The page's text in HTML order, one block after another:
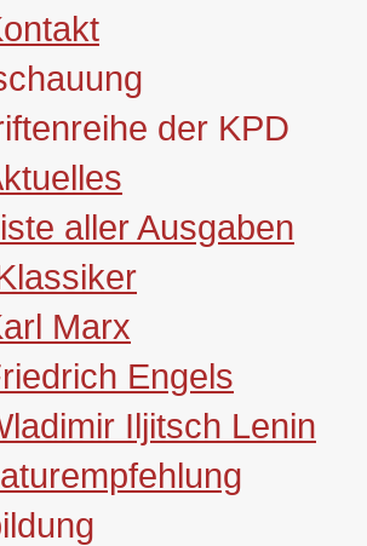
der KPD
aller Ausgaben
Marx
Engels
Iljitsch Lenin